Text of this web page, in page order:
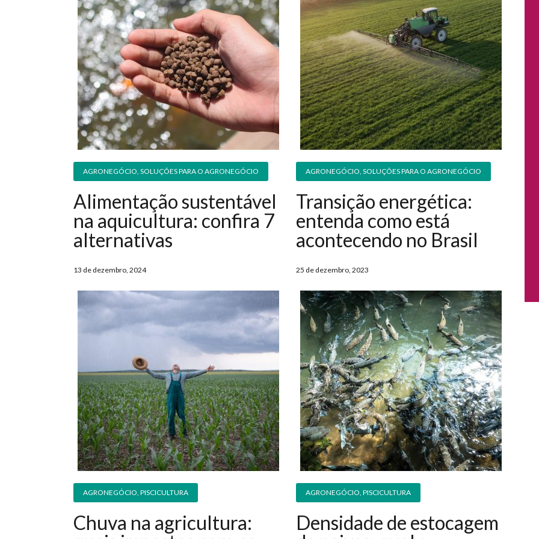
AGRONEGÓCIO, SOLUÇÕES PARA O AGRONEGÓCIO
Alimentação sustentável
na aquicultura: confira 7
alternativas
13 de dezembro, 2024
AGRONEGÓCIO, SOLUÇÕES PARA O AGRONEGÓCIO
Transição energética:
entenda como está
acontecendo no Brasil
25 de dezembro, 2023
AGRONEGÓCIO, PISCICULTURA
Chuva na agricultura:
AGRONEGÓCIO, PISCICULTURA
Densidade de estocagem